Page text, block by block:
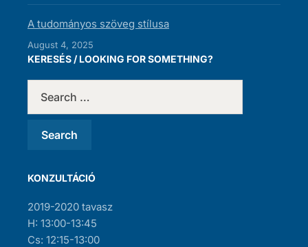
A tudományos szöveg stílusa
August 4, 2025
KERESÉS / LOOKING FOR SOMETHING?
KONZULTÁCIÓ
2019-2020 tavasz
H: 13:00-13:45
Cs: 12:15-13:00